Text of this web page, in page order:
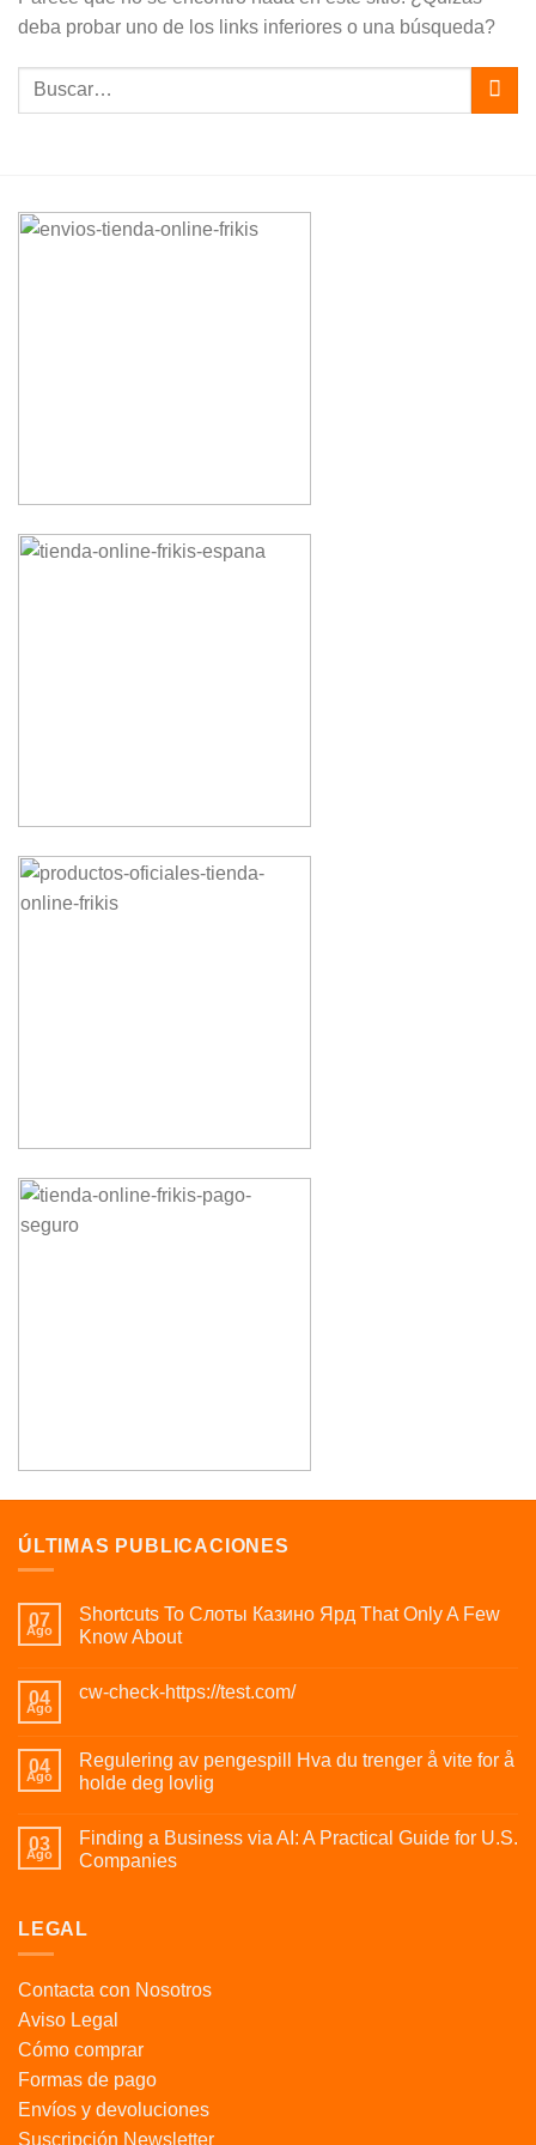
deba probar uno de los links inferiores o una búsqueda?
ÚLTIMAS PUBLICACIONES
07
Ago
Shortcuts To Слоты Казино Ярд That Only A Few
Know About
04
Ago
cw-check-https://test.com/
04
Ago
Regulering av pengespill Hva du trenger å vite for å
holde deg lovlig
03
Ago
Finding a Business via AI: A Practical Guide for U.S.
Companies
LEGAL
Contacta con Nosotros
Aviso Legal
Cómo comprar
Formas de pago
Envíos y devoluciones
Suscripción Newsletter